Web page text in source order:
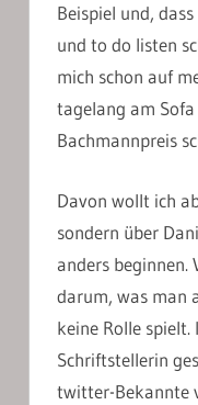
Beispiel und,
und to do listen
mich schon auf
tagelang am
Bachmannpreis
Davon wollt ich
sondern über
anders beginnen.
darum, was man
keine Rolle
Schriftstellerin
twitter-Bekannte